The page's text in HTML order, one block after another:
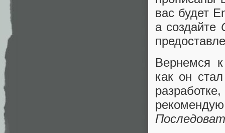
вас будет
а создайте
Вернемся
как он